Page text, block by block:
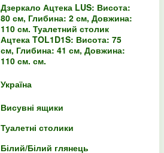
Дзеркало Ацтека LUS: Висота:
80 см, Глибина: 2 см, Довжина:
110 см. Туалетний столик
Ацтека TOL1D1S: Висота: 75
см, Глибина: 41 см, Довжина:
110 см. см.
Україна
Висувні ящики
Туалетні столики
Білий/Білий глянець